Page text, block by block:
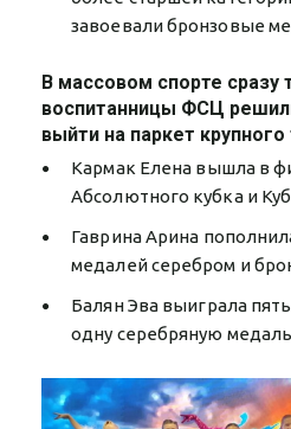
завоевали бронзовые
В массовом спорте сразу
воспитанницы ФСЦ
выйти на паркет крупного
Кармак Елена вышла в
Абсолютного кубка и
Гаврина Арина
медалей серебром и
Балян Эва выиграла
одну серебряную